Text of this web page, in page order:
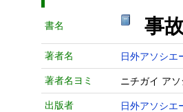
書名 事
著者名 日外アソシエ
著者名ヨミ ニチガイ ア
出版者 日外アソシエ